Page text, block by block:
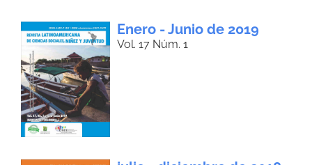
Enero - Junio de 2019
Vol. 17 Núm. 1